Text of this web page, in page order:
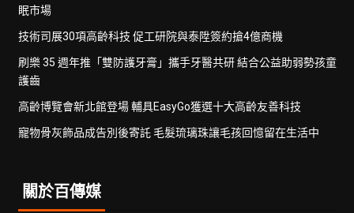
眠市場
技術司展30項高齡科技 促工研院與泰陞簽約搶4億商機
刷樂 35 週年推「雙防護牙膏」攜手牙醫共研 結合公益助弱勢孩童
護齒
高齡博覽會新北館登場 輔具EasyGo獲選十大高齡友善科技
寵物骨灰飾品成告別後寄託 毛髮琉璃珠讓毛孩回憶留在生活中
關於百傳媒